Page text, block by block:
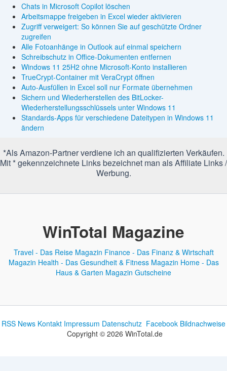
Chats in Microsoft Copilot löschen
Arbeitsmappe freigeben in Excel wieder aktivieren
Zugriff verweigert: So können Sie auf geschützte Ordner
zugreifen
Alle Fotoanhänge in Outlook auf einmal speichern
Schreibschutz in Office-Dokumenten entfernen
Windows 11 25H2 ohne Microsoft-Konto installieren
TrueCrypt-Container mit VeraCrypt öffnen
Auto-Ausfüllen in Excel soll nur Formate übernehmen
Sichern und Wiederherstellen des BitLocker-
Wiederherstellungsschlüssels unter Windows 11
Standards-Apps für verschiedene Dateitypen in Windows 11
ändern
*Als Amazon-Partner verdiene ich an qualifizierten Verkäufen.
Mit * gekennzeichnete Links bezeichnet man als Affiliate Links /
Werbung.
WinTotal Magazine
Travel - Das Reise Magazin Finance - Das Finanz & Wirtschaft
Magazin Health - Das Gesundheit & Fitness Magazin Home - Das
Haus & Garten Magazin Gutscheine
RSS News Kontakt Impressum Datenschutz Facebook Bildnachweise
Copyright © 2026 WinTotal.de